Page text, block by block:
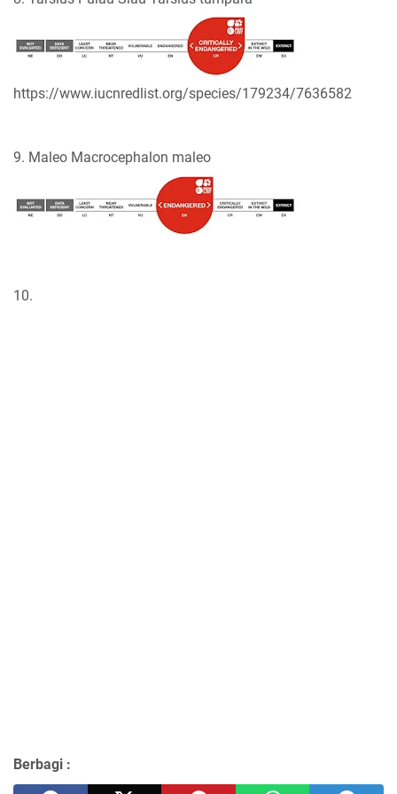
https://www.iucnredlist.org/species/179234/7636582
9. Maleo Macrocephalon maleo
10.
Berbagi :